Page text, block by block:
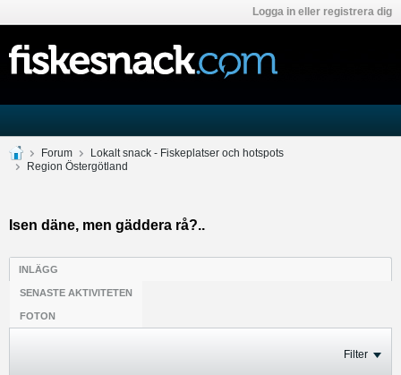
Logga in eller registrera dig
Forum
Lokalt snack - Fiskeplatser och hotspots
Region Östergötland
Isen däne, men gäddera rå?..
INLÄGG
SENASTE AKTIVITETEN
FOTON
Filter